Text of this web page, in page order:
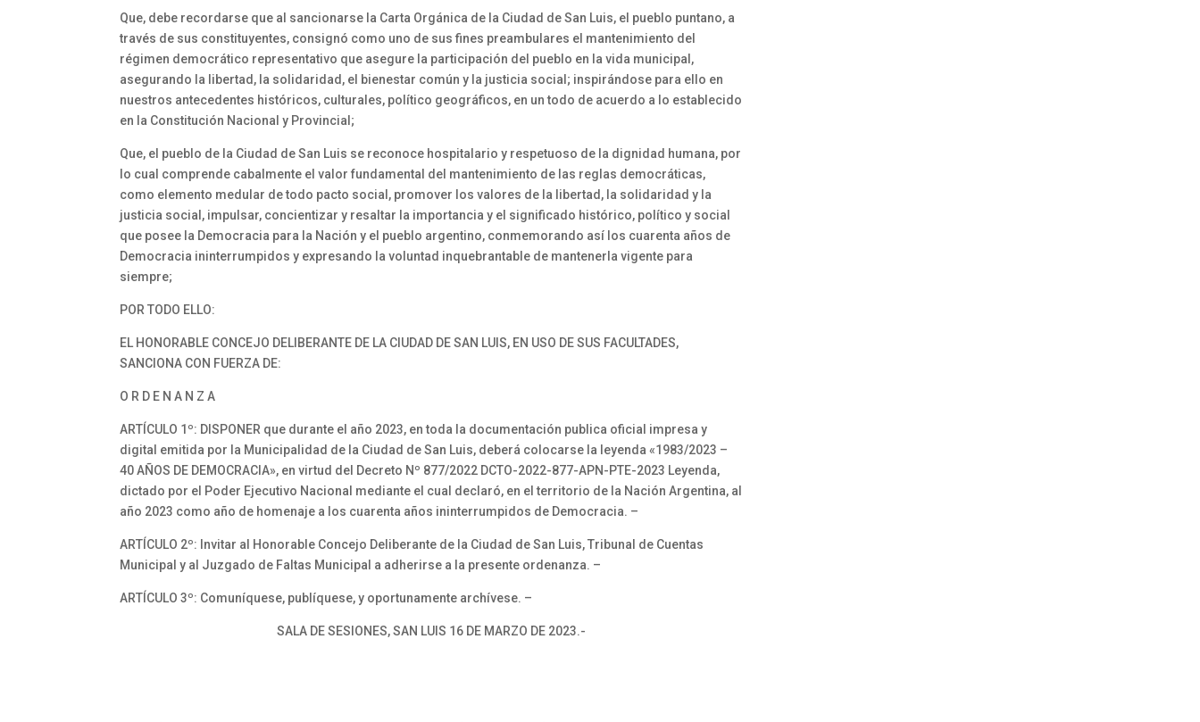
Que, debe recordarse que al sancionarse la Carta Orgánica de la Ciudad de San Luis, el pueblo puntano, a
través de sus constituyentes, consignó como uno de sus fines preambulares el mantenimiento del
régimen democrático representativo que asegure la participación del pueblo en la vida municipal,
asegurando la libertad, la solidaridad, el bienestar común y la justicia social; inspirándose para ello en
nuestros antecedentes históricos, culturales, político geográficos, en un todo de acuerdo a lo establecido
en la Constitución Nacional y Provincial;
Que, el pueblo de la Ciudad de San Luis se reconoce hospitalario y respetuoso de la dignidad humana, por
lo cual comprende cabalmente el valor fundamental del mantenimiento de las reglas democráticas,
como elemento medular de todo pacto social, promover los valores de la libertad, la solidaridad y la
justicia social, impulsar, concientizar y resaltar la importancia y el significado histórico, político y social
que posee la Democracia para la Nación y el pueblo argentino, conmemorando así los cuarenta años de
Democracia ininterrumpidos y expresando la voluntad inquebrantable de mantenerla vigente para
siempre;
POR TODO ELLO:
EL HONORABLE CONCEJO DELIBERANTE DE LA CIUDAD DE SAN LUIS, EN USO DE SUS FACULTADES,
SANCIONA CON FUERZA DE:
O R D E N A N Z A
ARTÍCULO 1º: DISPONER que durante el año 2023, en toda la documentación publica oficial impresa y
digital emitida por la Municipalidad de la Ciudad de San Luis, deberá colocarse la leyenda «1983/2023 –
40 AÑOS DE DEMOCRACIA», en virtud del Decreto Nº 877/2022 DCTO-2022-877-APN-PTE-2023 Leyenda,
dictado por el Poder Ejecutivo Nacional mediante el cual declaró, en el territorio de la Nación Argentina, al
año 2023 como año de homenaje a los cuarenta años ininterrumpidos de Democracia. –
ARTÍCULO 2º: Invitar al Honorable Concejo Deliberante de la Ciudad de San Luis, Tribunal de Cuentas
Municipal y al Juzgado de Faltas Municipal a adherirse a la presente ordenanza. –
ARTÍCULO 3º: Comuníquese, publíquese, y oportunamente archívese. –
SALA DE SESIONES, SAN LUIS 16 DE MARZO DE 2023.-